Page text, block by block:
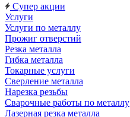
Супер акции
Услуги
Услуги по металлу
Прожиг отверстий
Резка металла
Гибка металла
Токарные услуги
Сверление металла
Нарезка резьбы
Сварочные работы по металлу
Лазерная резка металла